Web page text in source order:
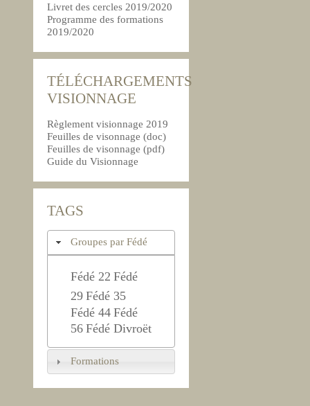
Livret des cercles 2019/2020
Programme des formations
2019/2020
TÉLÉCHARGEMENTS
VISIONNAGE
Règlement visionnage 2019
Feuilles de visonnage (doc)
Feuilles de visonnage (pdf)
Guide du Visionnage
TAGS
Groupes par Fédé
Fédé 22 Fédé
29 Fédé 35
Fédé 44 Fédé
56 Fédé Divroët
Formations